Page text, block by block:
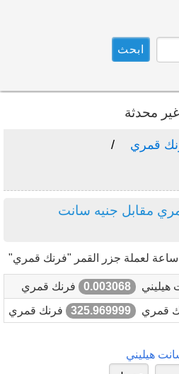
محدثة
قمري
مقابل جنيه سانت
ساعة لعملة جزر القمر "فرنك قمري"
هيليني 0.003068
فرنك قمري
قمري
325.969999 فرنك قمري
هيليني